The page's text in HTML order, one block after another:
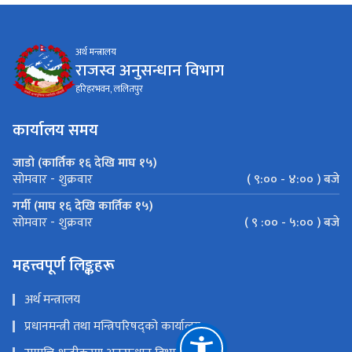
अर्थ मन्त्रालय
राजस्व अनुसन्धान विभाग
हरिहरभवन, ललितपुर
कार्यालय समय
जाडो (कार्तिक १६ देखि माघ १५)
सोमवार - शुक्रवार
( ९:०० - ४:०० ) बजे
गर्मी (माघ १६ देखि कार्तिक १५)
सोमवार - शुक्रवार ( ९ :०० - ५:०० ) बजे
महत्त्वपूर्ण लिङ्कहरू
अर्थ मन्त्रालय
प्रधानमन्त्री तथा मन्त्रिपरिषद्को कार्यालय